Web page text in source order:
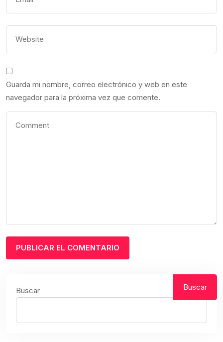
Guarda mi nombre, correo electrónico y web en este
navegador para la próxima vez que comente.
Buscar Buscar